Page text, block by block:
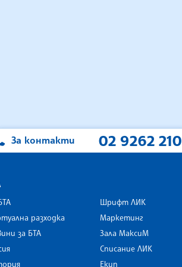
За контакти 02 9262 210
разходка
за БТА
Шрифт ЛИК
Маркетинг
Зала МаксиМ
Списание ЛИК
Екип